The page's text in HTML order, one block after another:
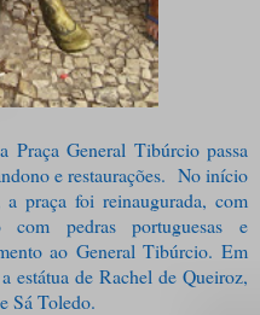
Praça General Tibúrcio passa
e restaurações. No início
praça foi reinaugurada, com
com pedras portuguesas e
ao General Tibúrcio. Em
estátua de Rachel de Queiroz,
Sá Toledo.